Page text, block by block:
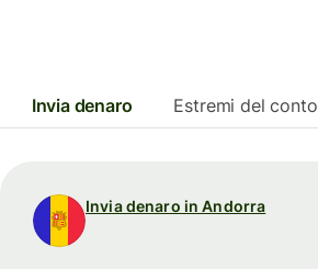
Invia denaro Estremi del conto
Invia denaro in Andorra